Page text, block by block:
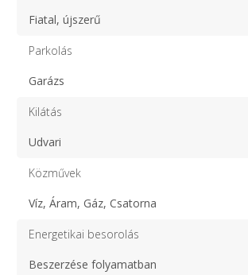
Fiatal, újszerű
Parkolás
Garázs
Kilátás
Udvari
Közművek
Víz, Áram, Gáz, Csatorna
Energetikai besorolás
Beszerzése folyamatban